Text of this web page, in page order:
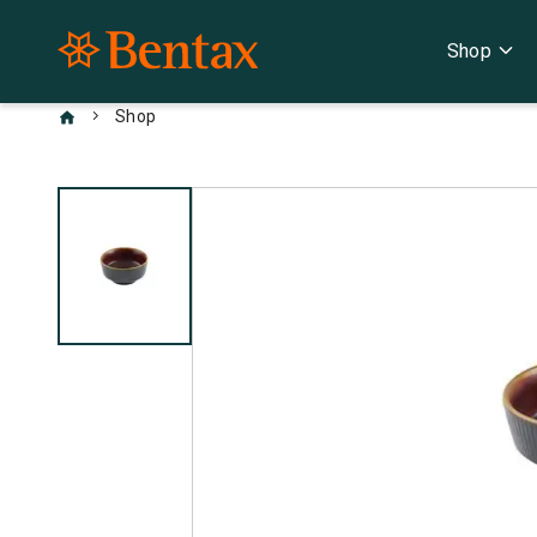
Shop expand_more
chevron_right Shop